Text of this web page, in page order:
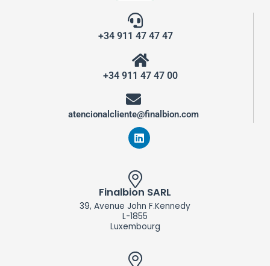
+34 911 47 47 47
+34 911 47 47 00
atencionalcliente@finalbion.com
L
i
k
e
d
n
Finalbion SARL
39, Avenue John F.Kennedy
L-1855
Luxembourg